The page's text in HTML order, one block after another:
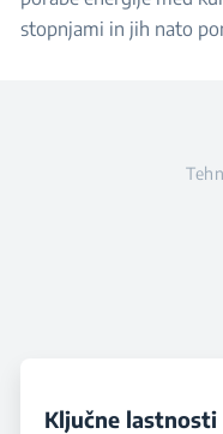
stopnjami in jih nato
Ključne lastnosti